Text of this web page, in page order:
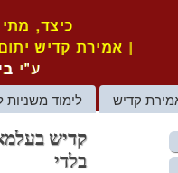
כיצד,
| אמירת קדיש
ע"י
קדיש לימוד משניות
קדיש
בלדי